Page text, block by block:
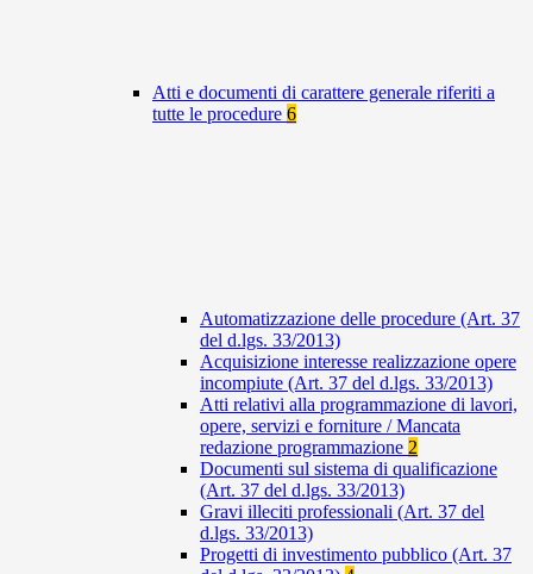
Atti e documenti di carattere generale riferiti a
tutte le procedure 6
Automatizzazione delle procedure (Art. 37
del d.lgs. 33/2013)
Acquisizione interesse realizzazione opere
incompiute (Art. 37 del d.lgs. 33/2013)
Atti relativi alla programmazione di lavori,
opere, servizi e forniture / Mancata
redazione programmazione 2
Documenti sul sistema di qualificazione
(Art. 37 del d.lgs. 33/2013)
Gravi illeciti professionali (Art. 37 del
d.lgs. 33/2013)
Progetti di investimento pubblico (Art. 37